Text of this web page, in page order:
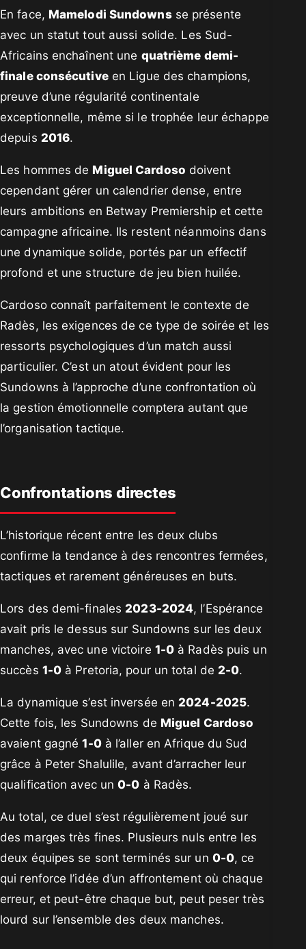
En face, Mamelodi Sundownsse présente
avec un statut tout aussi solide. Les Sud-
Africains enchaînent une quatrième demi-
finale consécutiveen Ligue des champions,
preuve d’une régularité continentale
exceptionnelle, même si le trophée leur échappe
depuis 2016.
Les hommes de Miguel Cardoso doivent
cependant gérer un calendrier dense, entre
leurs ambitions en Betway Premiership et cette
campagne africaine. Ils restent néanmoins dans
une dynamique solide, portés par un effectif
profond et une structure de jeu bien huilée.
Cardoso connaît parfaitement le contexte de
Radès, les exigences de ce type de soirée et les
ressorts psychologiques d’un match aussi
particulier. C’est un atout évident pour les
Sundowns à l’approche d’une confrontation où
la gestion émotionnelle comptera autant que
l’organisation tactique.
Confrontations directes
L’historique récent entre les deux clubs
confirme la tendance à des rencontres fermées,
tactiques et rarement généreuses en buts.
Lors des demi-finales2023-2024, l’Espérance
avait pris le dessus sur Sundowns sur les deux
manches, avec une victoire 1-0 à Radès puis un
succès 1-0 à Pretoria, pour un total de2-0.
La dynamique s’est inversée en2024-2025.
Cette fois, les Sundowns de Miguel Cardoso
avaient gagné1-0à l’aller en Afrique du Sud
grâce à Peter Shalulile, avant d’arracher leur
qualification avec un0-0 à Radès.
Au total, ce duel s’est régulièrement joué sur
des marges très fines. Plusieurs nuls entre les
deux équipes se sont terminés sur un 0-0, ce
qui renforce l’idée d’un affrontement où chaque
erreur, et peut-être chaque but, peut peser très
lourd sur l’ensemble des deux manches.